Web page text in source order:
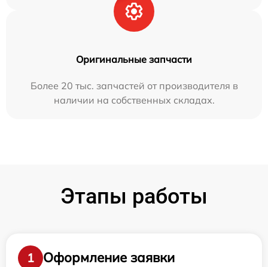
Оригинальные запчасти
Более 20 тыс. запчастей от производителя в
наличии на собственных складах.
Этапы работы
1
Оформление заявки